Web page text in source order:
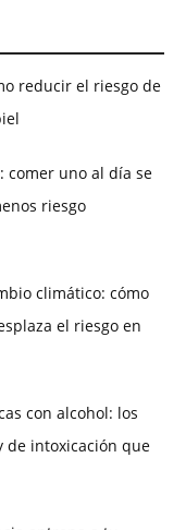
reducir el riesgo de
comer uno al día se
riesgo
climático: cómo
el riesgo en
con alcohol: los
de intoxicación que